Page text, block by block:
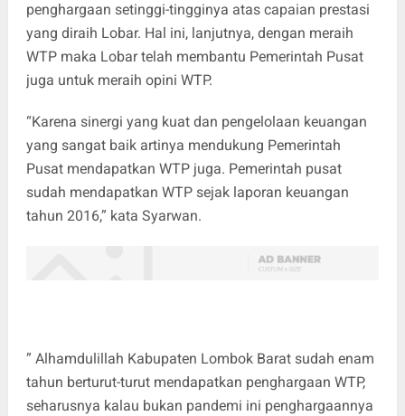
penghargaan setinggi-tingginya atas capaian prestasi
yang diraih Lobar. Hal ini, lanjutnya, dengan meraih
WTP maka Lobar telah membantu Pemerintah Pusat
juga untuk meraih opini WTP.
“Karena sinergi yang kuat dan pengelolaan keuangan
yang sangat baik artinya mendukung Pemerintah
Pusat mendapatkan WTP juga. Pemerintah pusat
sudah mendapatkan WTP sejak laporan keuangan
tahun 2016,” kata Syarwan.
” Alhamdulillah Kabupaten Lombok Barat sudah enam
tahun berturut-turut mendapatkan penghargaan WTP,
seharusnya kalau bukan pandemi ini penghargaannya